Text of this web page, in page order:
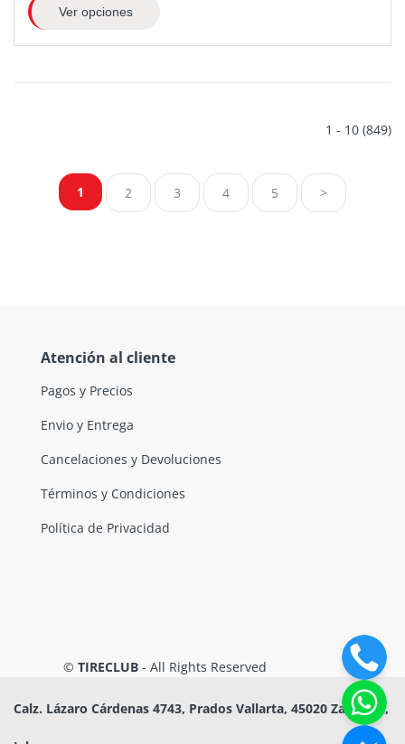
Ver opciones
1 - 10 (849)
1 2 3 4 5 >
Atención al cliente
Pagos y Precios
Envio y Entrega
Cancelaciones y Devoluciones
Términos y Condiciones
Política de Privacidad
© TIRECLUB - All Rights Reserved
Calz. Lázaro Cárdenas 4743, Prados Vallarta, 45020 Zapopan,